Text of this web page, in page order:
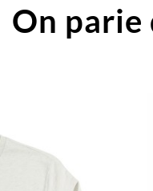
On parie